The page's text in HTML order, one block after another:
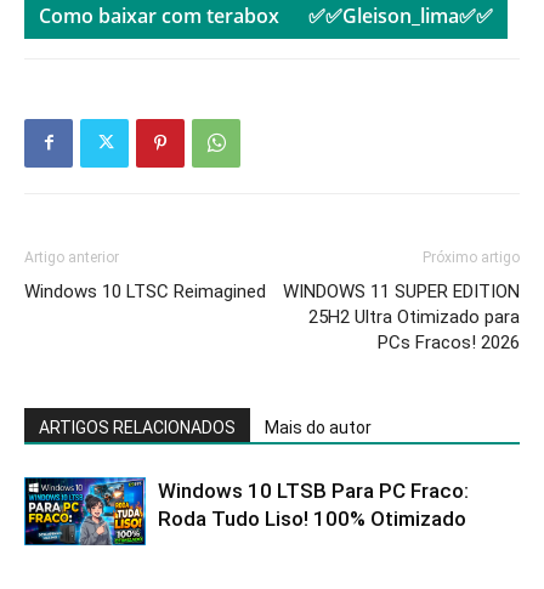
Como baixar com terabox
✅✅Gleison_lima✅✅
Artigo anterior
Windows 10 LTSC Reimagined
Próximo artigo
WINDOWS 11 SUPER EDITION
25H2 Ultra Otimizado para
PCs Fracos! 2026
ARTIGOS RELACIONADOS Mais do autor
Windows 10 LTSB Para PC Fraco:
Roda Tudo Liso! 100% Otimizado